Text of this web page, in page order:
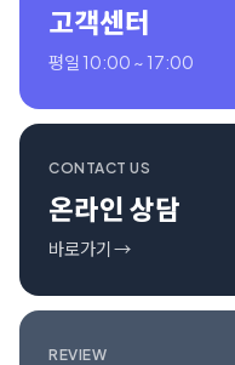
고객센터
평일 10:00 ~ 17:00
CONTACT US
온라인 상담
바로가기 →
REVIEW